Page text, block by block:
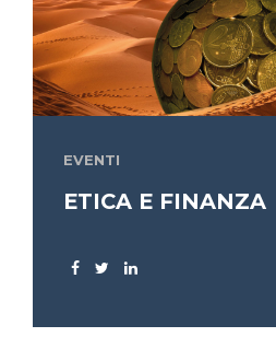
EVENTI
ETICA E FINANZA